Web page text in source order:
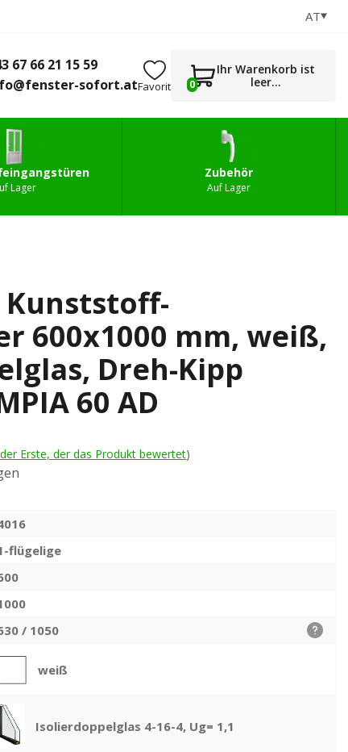
0
AT
67 66 21 15 59
sofort.atFavorit 0
Ihr Warenkorb ist
leer...
Lager
Zubehör
Auf Lager
600x1000 mm, weiß,
Dreh-Kipp
60 AD
Erste, der das Produkt bewertet)
flügelige
/ 1050
weiß
Isolierdoppelglas 4-16-4, Ug= 1,1